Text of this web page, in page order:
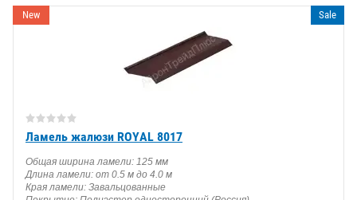
New Sale
Ламель жалюзи ROYAL 8017
Общая ширина ламели: 125 мм
Длина ламели: от 0.5 м до 4.0 м
Края ламели: Завальцованные